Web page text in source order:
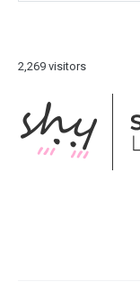
2,269 visitors